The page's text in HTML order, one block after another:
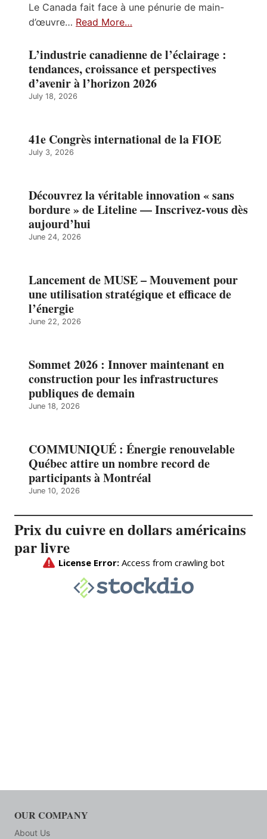
Le Canada fait face à une pénurie de main-
d’œuvre… Read More…
L’industrie canadienne de l’éclairage :
tendances, croissance et perspectives
d’avenir à l’horizon 2026
July 18, 2026
41e Congrès international de la FIOE
July 3, 2026
Découvrez la véritable innovation « sans
bordure » de Liteline — Inscrivez-vous dès
aujourd’hui
June 24, 2026
Lancement de MUSE – Mouvement pour
une utilisation stratégique et efficace de
l’énergie
June 22, 2026
Sommet 2026 : Innover maintenant en
construction pour les infrastructures
publiques de demain
June 18, 2026
COMMUNIQUÉ : Énergie renouvelable
Québec attire un nombre record de
participants à Montréal
June 10, 2026
Prix du cuivre en dollars américains
par livre
OUR COMPANY
About Us